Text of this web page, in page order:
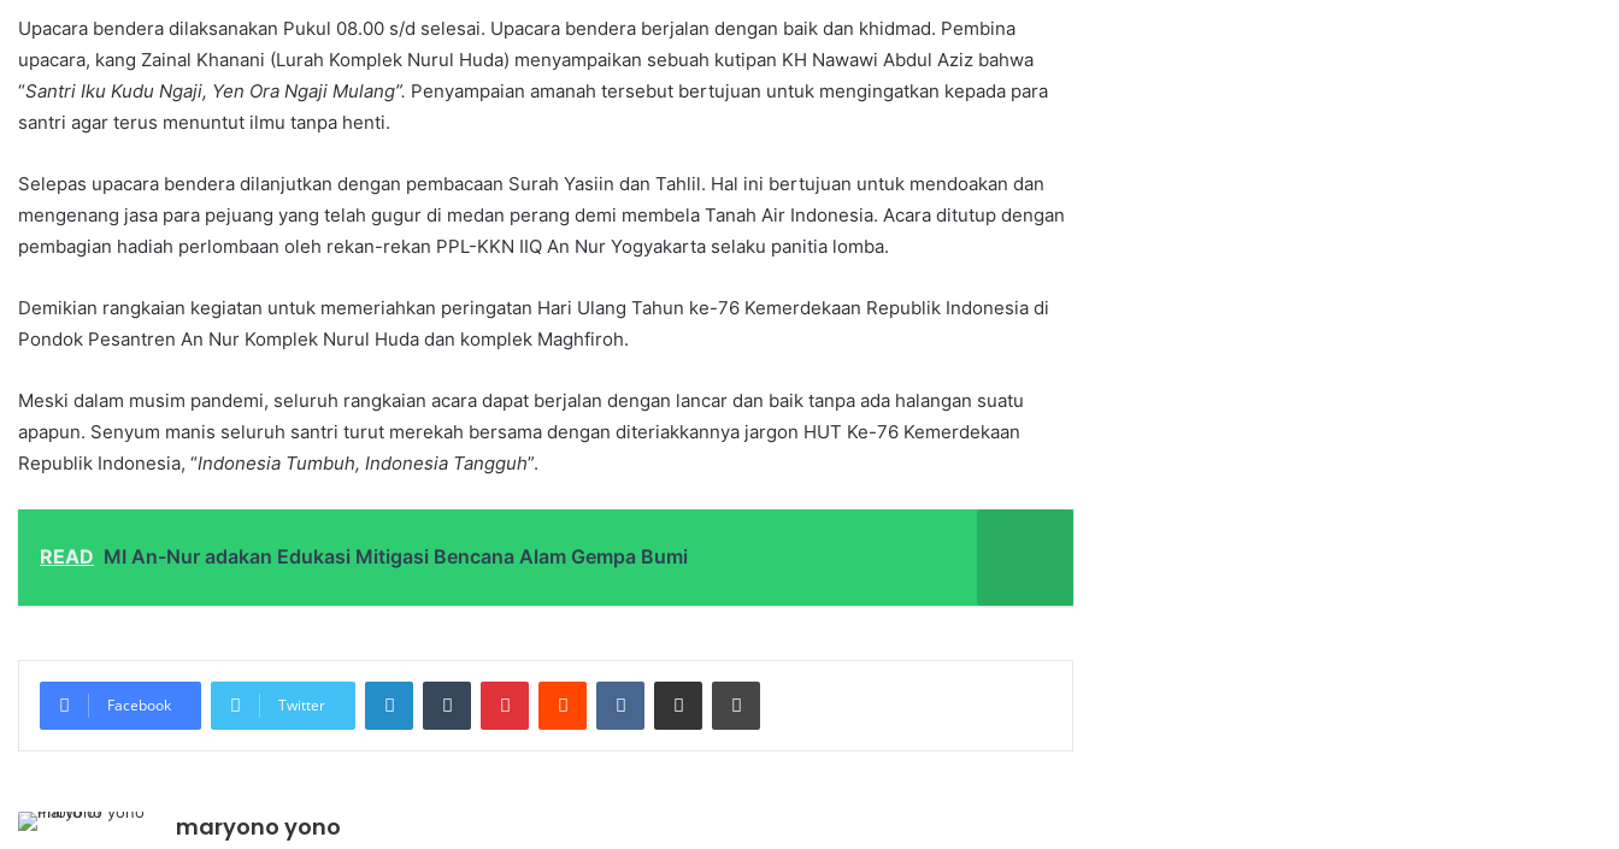
Upacara bendera dilaksanakan Pukul 08.00 s/d selesai. Upacara bendera berjalan dengan baik dan khidmad. Pembina
upacara, kang Zainal Khanani (Lurah Komplek Nurul Huda) menyampaikan sebuah kutipan KH Nawawi Abdul Aziz bahwa
“Santri Iku Kudu Ngaji, Yen Ora Ngaji Mulang”. Penyampaian amanah tersebut bertujuan untuk mengingatkan kepada para
santri agar terus menuntut ilmu tanpa henti.
Selepas upacara bendera dilanjutkan dengan pembacaan Surah Yasiin dan Tahlil. Hal ini bertujuan untuk mendoakan dan
mengenang jasa para pejuang yang telah gugur di medan perang demi membela Tanah Air Indonesia. Acara ditutup dengan
pembagian hadiah perlombaan oleh rekan-rekan PPL-KKN IIQ An Nur Yogyakarta selaku panitia lomba.
Demikian rangkaian kegiatan untuk memeriahkan peringatan Hari Ulang Tahun ke-76 Kemerdekaan Republik Indonesia di
Pondok Pesantren An Nur Komplek Nurul Huda dan komplek Maghfiroh.
Meski dalam musim pandemi, seluruh rangkaian acara dapat berjalan dengan lancar dan baik tanpa ada halangan suatu
apapun. Senyum manis seluruh santri turut merekah bersama dengan diteriakkannya jargon HUT Ke-76 Kemerdekaan
Republik Indonesia, “Indonesia Tumbuh, Indonesia Tangguh”.
READ MI An-Nur adakan Edukasi Mitigasi Bencana Alam Gempa Bumi
Facebook Twitter
maryono yono